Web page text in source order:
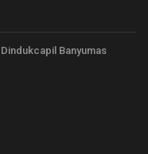
Banyumas